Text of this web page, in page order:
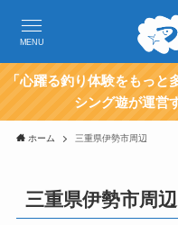
MENU
「心躍る釣り体験をもっ
シング遊が運営
ホーム 三重県伊勢市周辺
三重県伊勢市周辺